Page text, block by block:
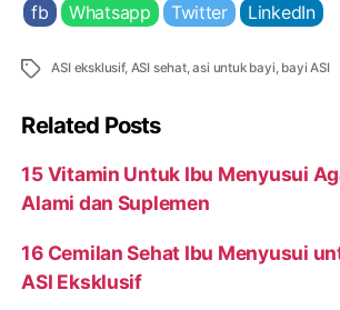
fb Whatsapp Twitter LinkedIn
Tags ASI eksklusif, ASI sehat,asi untuk bayi, bayi ASI
Related Posts
15 Vitamin Untuk Ibu Menyusui
Alami dan Suplemen
16 Cemilan Sehat Ibu Menyusui
ASI Eksklusif